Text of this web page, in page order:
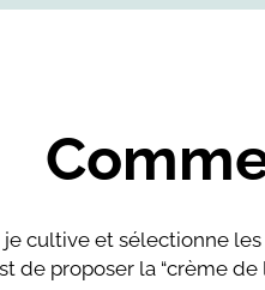
je cultive et sélectionne
de proposer la “crème